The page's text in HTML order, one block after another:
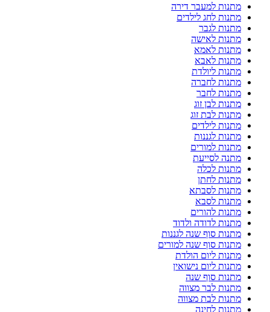
מתנות למעבר דירה
מתנות לחג לילדים
מתנות לגבר
מתנות לאישה
מתנות לאמא
מתנות לאבא
מתנות ליולדת
מתנות לחברה
מתנות לחבר
מתנות לבן זוג
מתנות לבת זוג
מתנות לילדים
מתנות לגננות
מתנות למורים
מתנה לסייעת
מתנות לכלה
מתנות לחתן
מתנות לסבתא
מתנות לסבא
מתנות להורים
מתנות לדודה ולדוד
מתנות סוף שנה לגננות
מתנות סוף שנה למורים
מתנות ליום הולדת
מתנות ליום נישואין
מתנות סוף שנה
מתנות לבר מצווה
מתנות לבת מצווה
מתנות לחינה